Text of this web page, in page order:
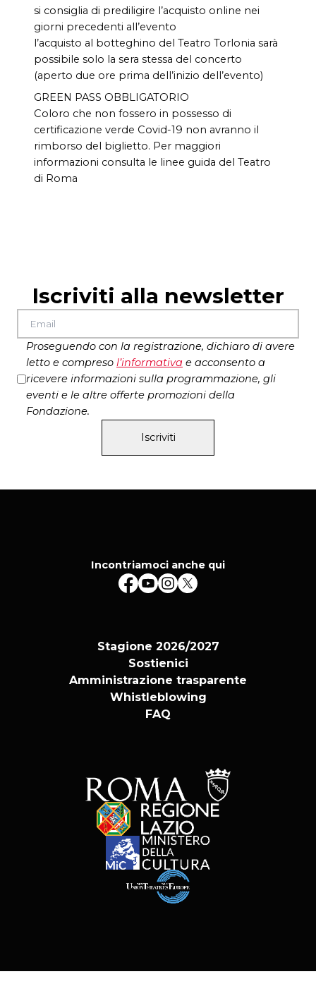
si consiglia di prediligire l’acquisto online nei
giorni precedenti all’evento
l’acquisto al botteghino del Teatro Torlonia sarà
possibile solo la sera stessa del concerto
(aperto due ore prima dell’inizio dell’evento)
GREEN PASS OBBLIGATORIO
Coloro che non fossero in possesso di
certificazione verde Covid-19 non avranno il
rimborso del biglietto. Per maggiori
informazioni consulta le linee guida del Teatro
di Roma
Iscriviti alla newsletter
Proseguendo con la registrazione, dichiaro di avere
letto e compreso l’informativa e acconsento a
ricevere informazioni sulla programmazione, gli
eventi e le altre offerte promozioni della
Fondazione.
Iscriviti
Incontriamoci anche qui
Stagione 2026/2027
Sostienici
Amministrazione trasparente
Whistleblowing
FAQ